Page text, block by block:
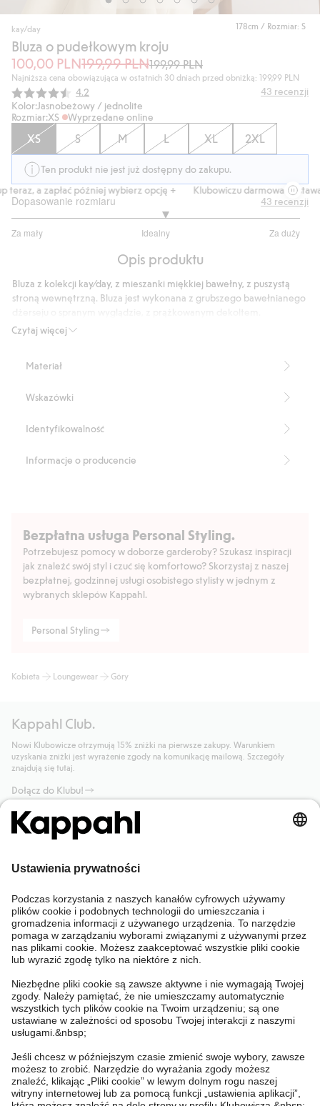
178cm / Rozmiar: S
kay/day
Bluza o pudełkowym kroju
100,00 PLN199,99 PLN199,99 PLN
Najniższa cena obowiązująca w ostatnich 30 dniach przed obniżką: 199,99 PLN
Średnia ocena:
4.2 43 recenzji
Kolor:Jasnobeżowy / jednolite
Rozmiar:XS Wyprzedane online
XS S M L XL 2XL
Ten produkt nie jest już dostępny do zakupu.
a zapłać później wybierz opcję +
Klubowiczu darmowa dostawa
Dopasowanie rozmiaru
Za mały Idealny Za duży
na
32
głosów
43 recenzji
Opis produktu
Czytaj więcej
Bluza z kolekcji kay⁄day, z mieszanki miękkiej bawełny, z puszystą
stroną wewnętrzną. Bluza jest wykonana z grubszego bawełnianego
Swobodny fason o pudełkowym kroju z obniżoną linią ramion.
Luźny fason
Puszysta strona wewnętrzna
Prążkowany dekolt
Okrągły dekolt
Długość: 55 cm w rozmiarze S
Materiał
Wskazówki
Identyfikowalność
Informacje o producencie
Bezpłatna usługa Personal Styling.
Potrzebujesz pomocy w doborze garderoby? Szukasz inspiracji
jak znaleźć swój styl i czuć się komfortowo? Skorzystaj z naszej
bezpłatnej, godzinnej usługi osobistego stylisty w jednym z
wybranych sklepów Kappahl.
Personal Styling
Kobieta Loungewear Góry
Kappahl Club.
Nowi Klubowicze otrzymują 15% zniżki na pierwsze zakupy. Warunkiem
uzyskania zniżki jest wyrażenie zgody na komunikację mailową. Szczegóły
znajdują się tutaj.
Dołącz do Klubu!
Potrzebujesz pomocy?
Sklep internetowy
Częste pytania
Twoje zamówienie
Skontaktuj się z nami
Znajdź sklep
Kappahl Club
Mój profil
Kappahl Club
Warunki członkostwa
O nas
O Kappahl Group
Zrównoważony rozwój
Praca u nas
Warunki i zasady
Ogólne warunki zakupu
Więcej od nas